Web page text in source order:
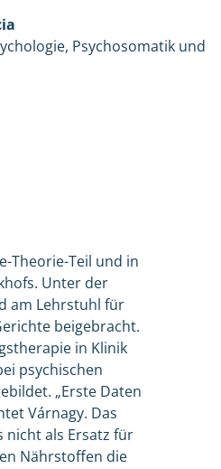
Psychosomatik und
Theorie-Teil und in
Unter der
am Lehrstuhl für
beigebracht.
in Klinik
psychischen
„Erste Daten
Várnagy. Das
nicht als Ersatz für
Nährstoffen die